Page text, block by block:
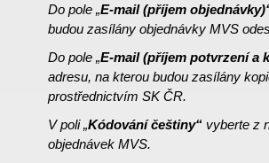
Do pole „E-mail (příjem
budou zasílány objednávky MVS
Do pole „E-mail (příjem potvrzení a
adresu, na kterou budou zasílány
prostřednictvím SK ČR.
V poli„Kódování češtiny“ vyberte z
objednávek MVS.